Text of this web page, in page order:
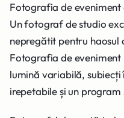
Fotografia de eveniment
Un fotograf de studio
nepregătit pentru haosul
Fotografia de eveniment
lumină variabilă,
irepetabile și un program